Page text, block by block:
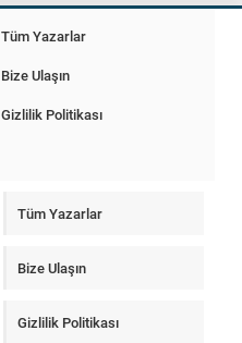
Tüm Yazarlar
Bize Ulaşın
Gizlilik Politikası
Tüm Yazarlar
Bize Ulaşın
Gizlilik Politikası